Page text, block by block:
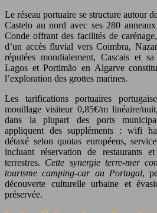
Le réseau portuaire se structure autour
Castelo au nord avec ses 280
Conde offrant des facilités de
d’un accès fluvial vers Coimbra,
réputées mondialement, Cascais et
Lagos et Portimão en Algarve
l’exploration des grottes marines.
Les tarifications portuaires
mouillage visiteur 0,85€/m linéaire/
dans la plupart des ports
appliquent des suppléments : wifi
détaxé selon quotas européens,
incluant réservation de restaurants et
terrestres. Cette synergie terre-mer
tourisme camping-car au Portugal,
découverte culturelle urbaine et
préservée.